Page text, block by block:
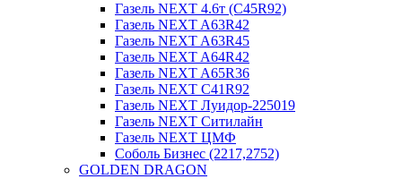
Газель NEXT 4.6т (C45R92)
Газель NEXT A63R42
Газель NEXT A63R45
Газель NEXT A64R42
Газель NEXT A65R36
Газель NEXT C41R92
Газель NEXT Луидор-225019
Газель NEXT Ситилайн
Газель NEXT ЦМФ
Соболь Бизнес (2217,2752)
GOLDEN DRAGON